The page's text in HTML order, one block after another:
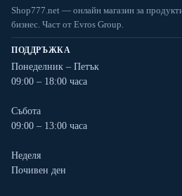
Shop777.net — онлайн магазин за
бизнес. Част от Evros Group.
ПОДДРЪЖКА
Понеделник – Петък
09:00 – 18:00 часа
Събота
09:00 – 13:00 часа
Неделя
Почивен ден